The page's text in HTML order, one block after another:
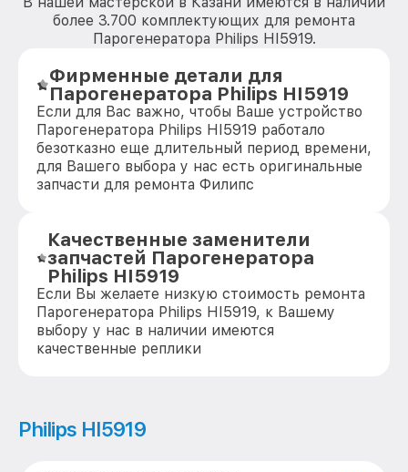
более 3.700 комплектующих для ремонта
Парогенератора Philips HI5919.
Фирменные детали для
Парогенератора Philips HI5919
Если для Вас важно, чтобы Ваше устройство
Парогенератора Philips HI5919 работало
безотказно еще длительный период времени,
для Вашего выбора у нас есть оригинальные
запчасти для ремонта Филипс
Качественные заменители
запчастей Парогенератора
Philips HI5919
Если Вы желаете низкую стоимость ремонта
Парогенератора Philips HI5919, к Вашему
выбору у нас в наличии имеются
качественные реплики
Philips HI5919